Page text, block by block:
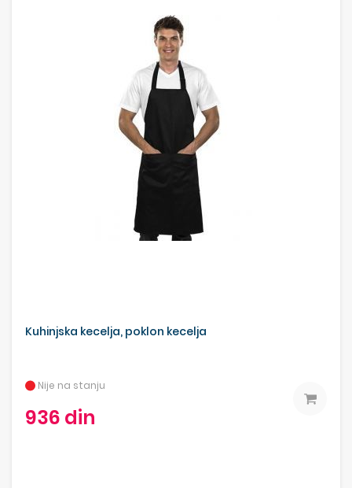
Kuhinjska kecelja, poklon kecelja
Nije na stanju
936 din